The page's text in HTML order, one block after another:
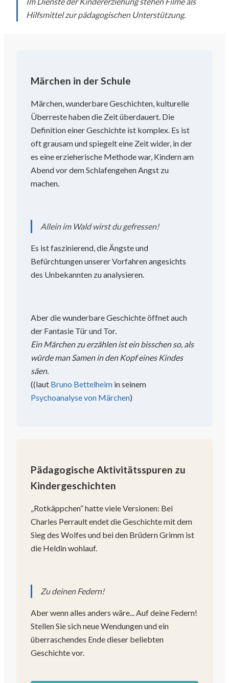
Hilfsmittel zur pädagogischen Unterstützung.
Märchen in der Schule
Märchen, wunderbare Geschichten, kulturelle
Überreste haben die Zeit überdauert. Die
Definition einer Geschichte ist komplex. Es ist
oft grausam und spiegelt eine Zeit wider, in der
es eine erzieherische Methode war, Kindern am
Abend vor dem Schlafengehen Angst zu
machen.
Allein im Wald wirst du gefressen!
Es ist faszinierend, die Ängste und
Befürchtungen unserer Vorfahren angesichts
des Unbekannten zu analysieren.
Aber die wunderbare Geschichte öffnet auch
der Fantasie Tür und Tor.
Ein Märchen zu erzählen ist ein bisschen so, als
würde man Samen in den Kopf eines Kindes
säen.
((laut Bruno Bettelheim in seinem
Psychoanalyse von Märchen)
Pädagogische Aktivitätsspuren zu
Kindergeschichten
„Rotkäppchen“ hatte viele Versionen: Bei
Charles Perrault endet die Geschichte mit dem
Sieg des Wolfes und bei den Brüdern Grimm ist
die Heldin wohlauf.
Zu deinen Federn!
Aber wenn alles anders wäre... Auf deine Federn!
Stellen Sie sich neue Wendungen und ein
überraschendes Ende dieser beliebten
Geschichte vor.